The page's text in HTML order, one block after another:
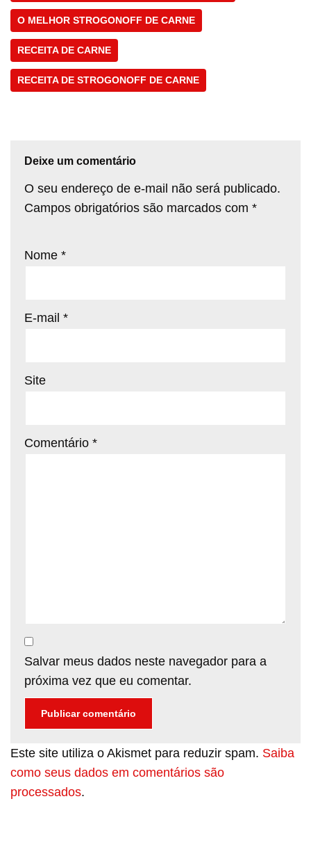
O MELHOR STROGONOFF DE CARNE
RECEITA DE CARNE
RECEITA DE STROGONOFF DE CARNE
Deixe um comentário
O seu endereço de e-mail não será publicado.
Campos obrigatórios são marcados com *
Nome *
E-mail *
Site
Comentário *
Salvar meus dados neste navegador para a
próxima vez que eu comentar.
Este site utiliza o Akismet para reduzir spam. Saiba
como seus dados em comentários são
processados.